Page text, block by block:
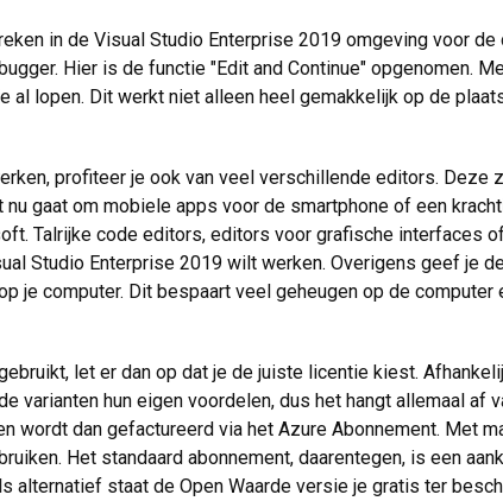
in de Visual Studio Enterprise 2019 omgeving voor
Hier is de functie "Edit and Continue" opgenomen.
al lopen. Dit werkt niet alleen heel gemakkelijk op de
profiteer je ook van veel verschillende editors.
gaat om mobiele apps voor de smartphone of een
Talrijke code editors, editors voor grafische interfaces
Studio Enterprise 2019 wilt werken. Overigens geef je
je computer. Dit bespaart veel geheugen op de
let er dan op dat je de juiste licentie kiest.
varianten hun eigen voordelen, dus het hangt allemaal
dan gefactureerd via het Azure Abonnement. Met
Het standaard abonnement, daarentegen, is een
alternatief staat de Open Waarde versie je gratis ter